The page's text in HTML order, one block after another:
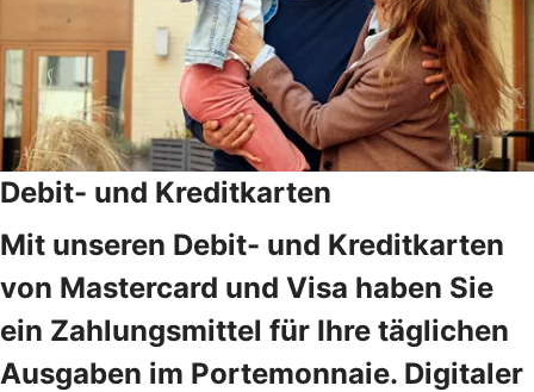
Debit- und Kreditkarten
Mit unseren Debit- und Kreditkarten
von Mastercard und Visa haben Sie
ein Zahlungsmittel für Ihre täglichen
Ausgaben im Portemonnaie. Digitaler